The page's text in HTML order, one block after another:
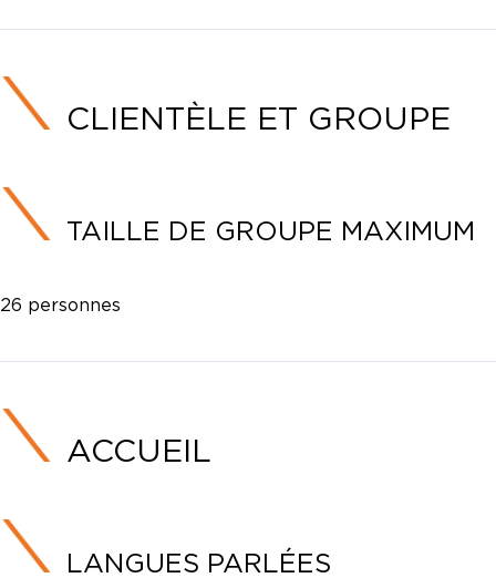
CLIENTÈLE ET GROUPE
TAILLE DE GROUPE MAXIMUM
26 personnes
ACCUEIL
LANGUES PARLÉES